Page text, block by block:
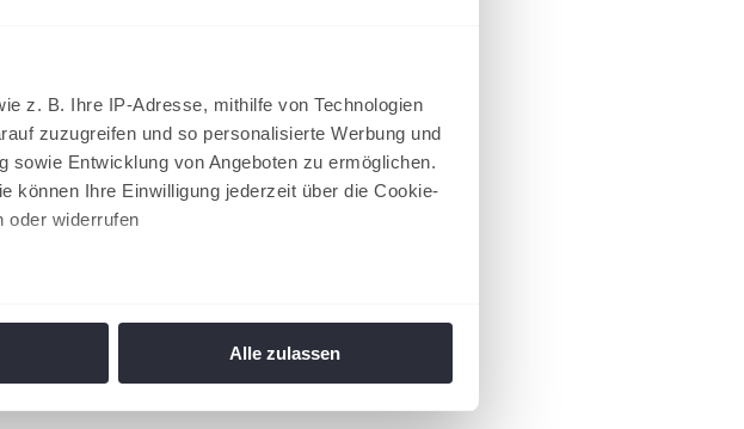
z. B. Ihre IP-Adresse, mithilfe von Technologien
zuzugreifen und so personalisierte Werbung und
sowie Entwicklung von Angeboten zu ermöglichen.
können Ihre Einwilligung jederzeit über die Cookie-
oder widerrufen
Alle zulassen